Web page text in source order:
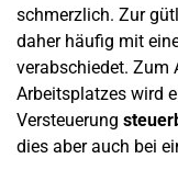
schmerzlich. Zur
daher häufig mit
verabschiedet. Zum
Arbeitsplatzes wird
Versteuerung
dies aber auch bei